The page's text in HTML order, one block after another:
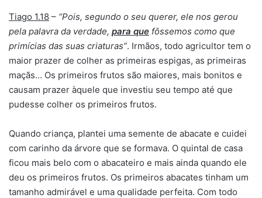
Tiago 1.18 – “Pois, segundo o seu querer, ele nos gerou
pela palavra da verdade, para que fôssemos como que
primícias das suas criaturas”. Irmãos, todo agricultor tem o
maior prazer de colher as primeiras espigas, as primeiras
maçãs… Os primeiros frutos são maiores, mais bonitos e
causam prazer àquele que investiu seu tempo até que
pudesse colher os primeiros frutos.
Quando criança, plantei uma semente de abacate e cuidei
com carinho da árvore que se formava. O quintal de casa
ficou mais belo com o abacateiro e mais ainda quando ele
deu os primeiros frutos. Os primeiros abacates tinham um
tamanho admirável e uma qualidade perfeita. Com todo